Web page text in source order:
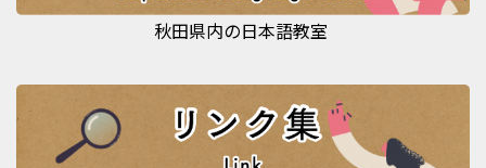
秋田県内の日本語教室